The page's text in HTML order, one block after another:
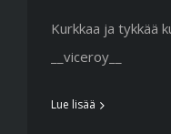
Kurkkaa ja tykkää
__viceroy__
Lue lisää